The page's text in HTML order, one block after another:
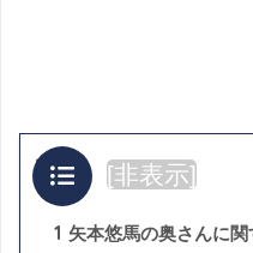
目次 [非表示]
1 矢本悠馬の奥さんに